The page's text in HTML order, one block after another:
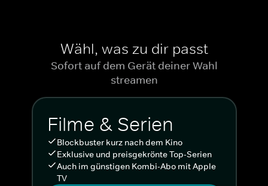
Wähl, was zu dir passt
Sofort auf dem Gerät deiner Wahl
streamen
Filme & Serien
Blockbuster kurz nach dem Kino
Exklusive und preisgekrönte Top-Serien
Auch im günstigen Kombi-Abo mit Apple
TV